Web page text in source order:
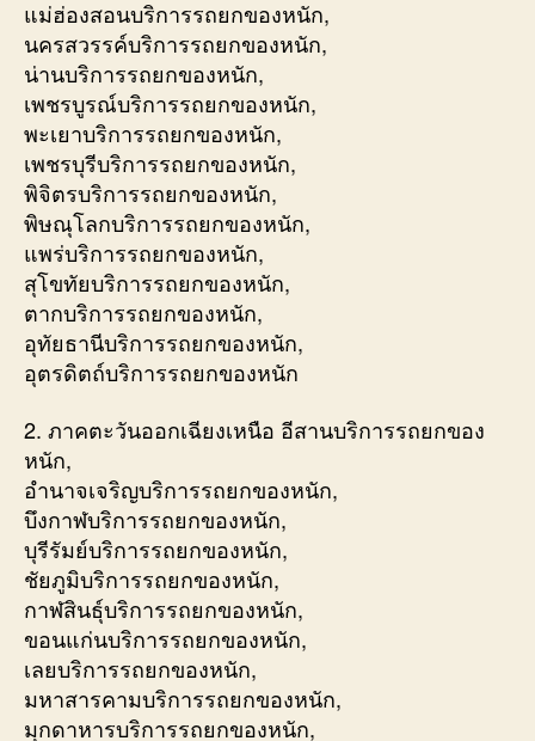
แม่ฮ่องสอนบริการรถยกของหนัก,
นครสวรรค์บริการรถยกของหนัก,
น่านบริการรถยกของหนัก,
เพชรบูรณ์บริการรถยกของหนัก,
พะเยาบริการรถยกของหนัก,
เพชรบุรีบริการรถยกของหนัก,
พิจิตรบริการรถยกของหนัก,
พิษณุโลกบริการรถยกของหนัก,
แพร่บริการรถยกของหนัก,
สุโขทัยบริการรถยกของหนัก,
ตากบริการรถยกของหนัก,
อุทัยธานีบริการรถยกของหนัก,
อุตรดิตถ์บริการรถยกของหนัก
2. ภาคตะวันออกเฉียงเหนือ อีสานบริการรถยกของ
หนัก,
อำนาจเจริญบริการรถยกของหนัก,
บึงกาฬบริการรถยกของหนัก,
บุรีรัมย์บริการรถยกของหนัก,
ชัยภูมิบริการรถยกของหนัก,
กาฬสินธุ์บริการรถยกของหนัก,
ขอนแก่นบริการรถยกของหนัก,
เลยบริการรถยกของหนัก,
มหาสารคามบริการรถยกของหนัก,
มุกดาหารบริการรถยกของหนัก,